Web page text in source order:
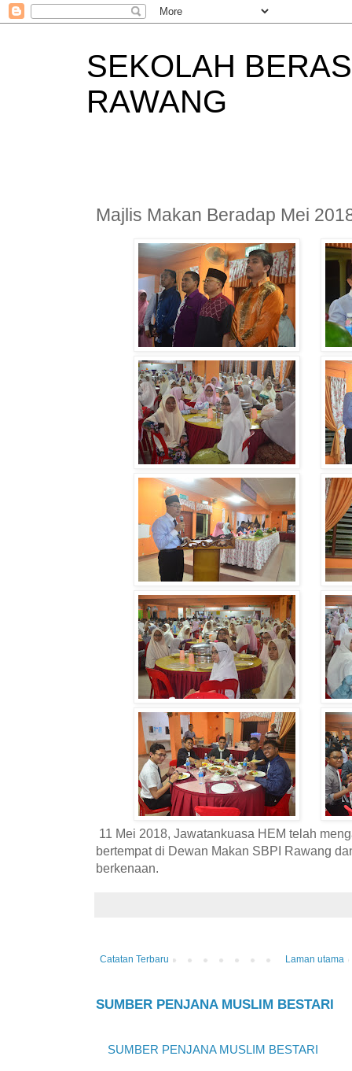
SEKOLAH
RAWANG
Majlis Makan Beradap Mei
11 Mei 2018, Jawatankuasa HEM telah
bertempat di Dewan Makan SBPI Rawang
berkenaan.
Catatan Terbaru Laman utama
SUMBER PENJANA MUSLIM BESTARI
SUMBER PENJANA MUSLIM BESTARI